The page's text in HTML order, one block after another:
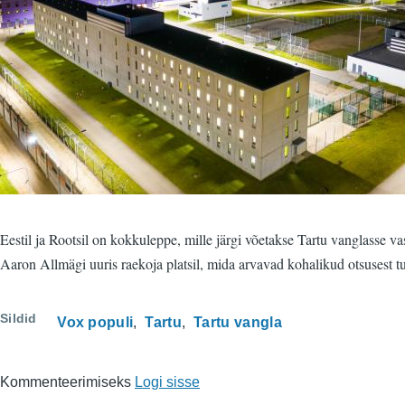
Eestil ja Rootsil on kokkuleppe, mille järgi võetakse Tartu vanglasse
Aaron Allmägi uuris raekoja platsil, mida arvavad kohalikud otsusest
Sildid Vox populi Tartu Tartu vangla
Kommenteerimiseks Logi sisse